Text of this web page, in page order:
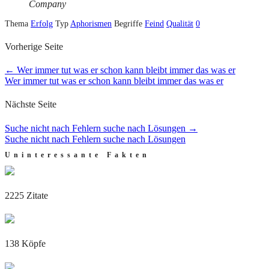
Company
Thema Erfolg Typ Aphorismen Begriffe Feind Qualität 0
Vorherige Seite
← Wer immer tut was er schon kann bleibt immer das was er
Wer immer tut was er schon kann bleibt immer das was er
Nächste Seite
Suche nicht nach Fehlern suche nach Lösungen →
Suche nicht nach Fehlern suche nach Lösungen
Uninteressante Fakten
2225 Zitate
138 Köpfe